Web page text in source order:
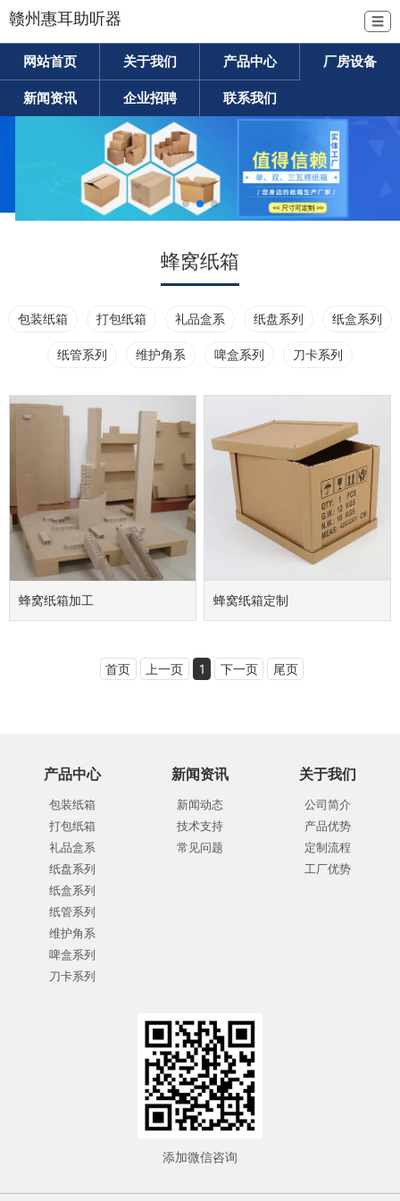
赣州惠耳助听器 ☰
网站首页 关于我们 产品中心 厂房设备
新闻资讯 企业招聘 联系我们
蜂窝纸箱
包装纸箱 打包纸箱 礼品盒系 纸盘系列 纸盒系列
纸管系列 维护角系 啤盒系列 刀卡系列
蜂窝纸箱加工 蜂窝纸箱定制
首页 上一页 1 下一页 尾页
产品中心
包装纸箱
打包纸箱
礼品盒系
纸盘系列
纸盒系列
纸管系列
维护角系
啤盒系列
刀卡系列
新闻资讯
新闻动态
技术支持
常见问题
关于我们
公司简介
产品优势
定制流程
工厂优势
添加微信咨询